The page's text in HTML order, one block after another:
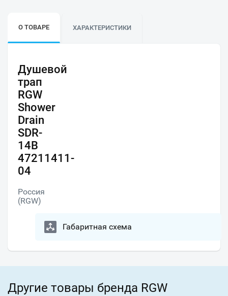
О ТОВАРЕ ХАРАКТЕРИСТИКИ
Душевой
трап
RGW
Shower
Drain
SDR-
14B
47211411-
04
Россия
(RGW)
Габаритная схема
Другие товары бренда RGW